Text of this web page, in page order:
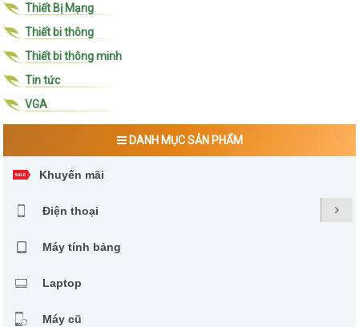
Thiết Bị Mạng
Thiết bi thông
Thiết bi thông minh
Tin tức
VGA
DANH MỤC SẢN PHẨM
Khuyến mãi
Điện thoại
Máy tính bảng
Laptop
Máy cũ